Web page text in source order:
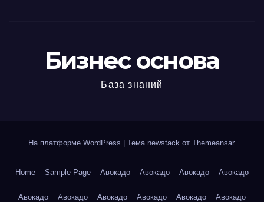
Бизнес основа
База знаний
На платформе WordPress Тема newstack от Themeansar.
Home Sample Page Авокадо Авокадо Авокадо Авокадо
Авокадо Авокадо Авокадо Авокадо Авокадо Авокадо